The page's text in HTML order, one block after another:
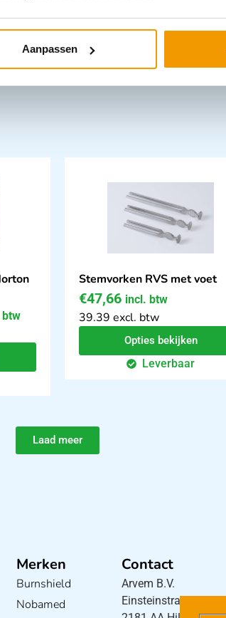
Aanpassen
btw
Stemvorken RVS met voet
€47,66 incl. btw
39.39 excl. btw
Opties bekijken
Leverbaar
Laad meer
Merken
Burnshield
Nobamed
Contact
Arvem B.V.
Einsteinstraat 5